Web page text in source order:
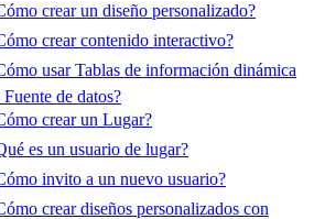
crear un diseño personalizado?
crear contenido interactivo?
usar Tablas de información dinámica
de datos?
crear un Lugar?
es un usuario de lugar?
invito a un nuevo usuario?
crear diseños personalizados con